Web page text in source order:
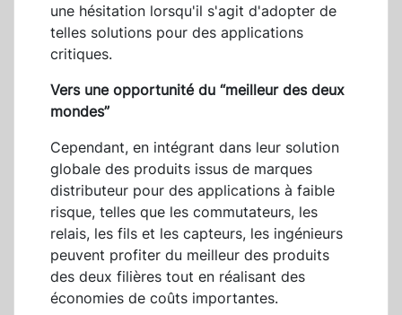
une hésitation lorsqu'il s'agit d'adopter de
telles solutions pour des applications
critiques.
Vers une opportunité du “meilleur des deux
mondes”
Cependant, en intégrant dans leur solution
globale des produits issus de marques
distributeur pour des applications à faible
risque, telles que les commutateurs, les
relais, les fils et les capteurs, les ingénieurs
peuvent profiter du meilleur des produits
des deux filières tout en réalisant des
économies de coûts importantes.